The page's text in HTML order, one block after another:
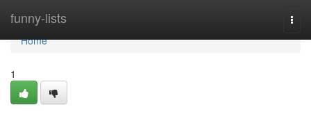
funny-lists
Home
Home
1